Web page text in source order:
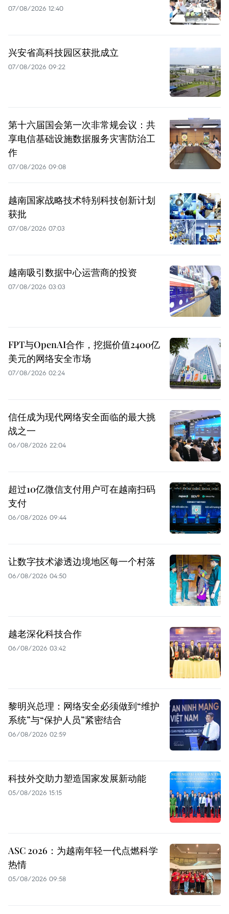
07/08/2026 12:40
兴安省高科技园区获批成立
07/08/2026 09:22
第十六届国会第一次非常规会议：共
享电信基础设施数据服务灾害防治工
作
07/08/2026 09:08
越南国家战略技术特别科技创新计划
获批
07/08/2026 07:03
越南吸引数据中心运营商的投资
07/08/2026 03:03
FPT与OpenAI合作，挖掘价值2400亿
美元的网络安全市场
07/08/2026 02:24
信任成为现代网络安全面临的最大挑
战之一
06/08/2026 22:04
超过10亿微信支付用户可在越南扫码
支付
06/08/2026 09:44
让数字技术渗透边境地区每一个村落
06/08/2026 04:50
越老深化科技合作
06/08/2026 03:42
黎明兴总理：网络安全必须做到“维护
系统”与“保护人员”紧密结合
06/08/2026 02:59
科技外交助力塑造国家发展新动能
05/08/2026 15:15
ASC 2026：为越南年轻一代点燃科学
热情
05/08/2026 09:58